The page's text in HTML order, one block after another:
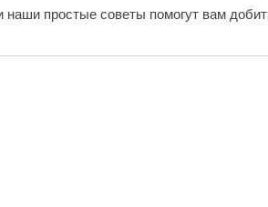
простые советы помогут вам